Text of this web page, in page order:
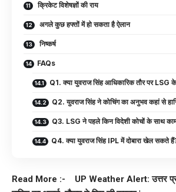
क्रिकेट विशेषज्ञों की राय
अगले कुछ हफ्तों में हो सकता है ऐलान
निष्कर्ष
FAQs
Q1. क्या युवराज सिंह आधिकारिक तौर पर LSG
Q2. युवराज सिंह ने कोचिंग का अनुभव कहां से
Q3. LSG ने पहले किन विदेशी कोचों के साथ
Q4. क्या युवराज सिंह IPL में दोबारा खेल सकते
Read More :- UP Weather Alert: उत्तर